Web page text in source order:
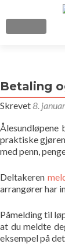
VEKSLE
Betaling
Skrevet8.
praktiske
med penn,
Deltakeren
arrangører har
Påmelding til
at du meldte
eksempel på